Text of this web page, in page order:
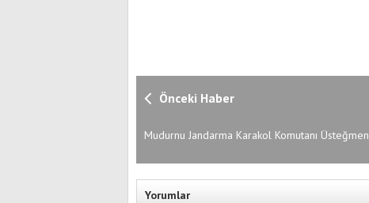
Önceki Haber
Mudurnu Jandarma Karakol Komutanı Üsteğmen
Yorumlar